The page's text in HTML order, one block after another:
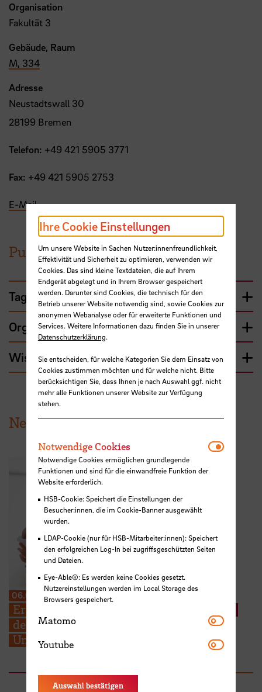
Organisation
Fakultät 3
Gebäude, Raum
M, 334
Adresse
Neustadtswall 30
28199 Bremen
Telefon: +49 421 5905 3771
Fax: +49 421 5905 2753
E-Mail
Publikationen
Tagungsbeiträge
Organisation einer Tagung
Wissenschaftliche Publikationen
News aus der HSB
06.08.2026
Erneuter Aufruf: Hebammenstudierende
der HSB suchen weitere Schwangere zur
Unterstützung ihrer Prüfungen
Ihre Cookie Einstellungen
Um unsere Website in Sachen Nutzer:innenfreundlichkeit,
Effektivität und Sicherheit zu optimieren, verwenden wir
Cookies. Das sind kleine Textdateien, die auf Ihrem
Endgerät abgelegt und in Ihrem Browser gespeichert
werden. Darunter sind Cookies, die technisch für den
Betrieb unserer Website notwendig sind, sowie Cookies zur
anonymen Webanalyse oder für erweiterte Funktionen und
Services. Weitere Informationen dazu finden Sie in unserer
Datenschutzerklärung.
Sie entscheiden, für welche Kategorien Sie dem Einsatz von
Cookies zustimmen möchten und für welche nicht. Bitte
berücksichtigen Sie, dass Ihnen je nach Auswahl ggf. nicht
mehr alle Funktionen unserer Website zur Verfügung
stehen.
Notwendige Cookies
Notwendige Cookies ermöglichen grundlegende
Funktionen und sind für die einwandfreie Funktion der
Website erforderlich.
HSB-Cookie: Speichert die Einstellungen der
Besucher:innen, die im Cookie-Banner ausgewählt
wurden.
LDAP-Cookie (nur für HSB-Mitarbeiter:innen): Speichert
den erfolgreichen Log-In bei zugriffsgeschützten Seiten
und Dateien.
Eye-Able®: Es werden keine Cookies gesetzt.
Nutzereinstellungen werden im Local Storage des
Browsers gespeichert.
Matomo Matomo
Youtube Youtube
Auswahl bestätigen